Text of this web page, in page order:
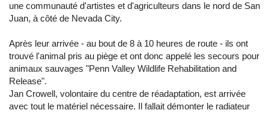
une communauté d'artistes et d'agriculteurs dans le nord de San
Juan, à côté de Nevada City.
Après leur arrivée - au bout de 8 à 10 heures de route - ils ont
trouvé l'animal pris au piège et ont donc appelé les secours pour
animaux sauvages "Penn Valley Wildlife Rehabilitation and
Release".
Jan Crowell, volontaire du centre de réadaptation, est arrivée
avec tout le matériel nécessaire. Il fallait démonter le radiateur